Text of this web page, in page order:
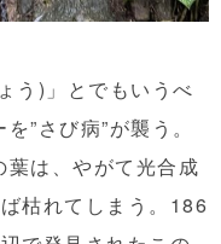
う)」とでもいうべ
”さび病”が襲う。
葉は、やがて光合成
枯れてしまう。186